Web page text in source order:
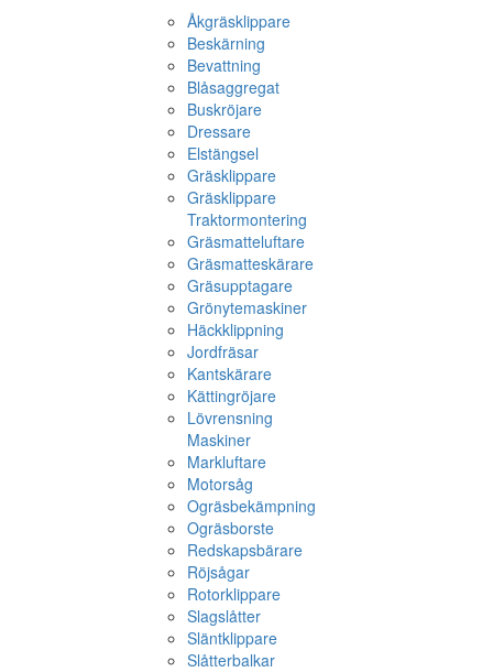
Åkgräsklippare
Beskärning
Bevattning
Blåsaggregat
Buskröjare
Dressare
Elstängsel
Gräsklippare
Gräsklippare
Traktormontering
Gräsmatteluftare
Gräsmatteskärare
Gräsupptagare
Grönytemaskiner
Häckklippning
Jordfräsar
Kantskärare
Kättingröjare
Lövrensning
Maskiner
Markluftare
Motorsåg
Ogräsbekämpning
Ogräsborste
Redskapsbärare
Röjsågar
Rotorklippare
Slagslåtter
Släntklippare
Slåtterbalkar